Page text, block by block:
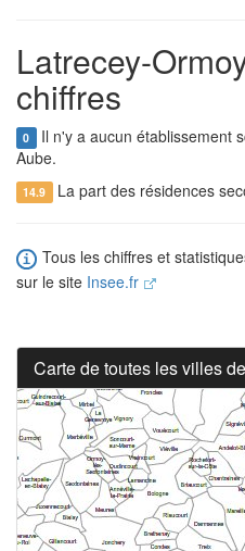
Latrecey-
chiffres
0 Il n'y a aucun établissement
Aube.
14.9 La part des résidences
Tous les chiffres et
sur le site Insee.fr
Carte de toutes les villes